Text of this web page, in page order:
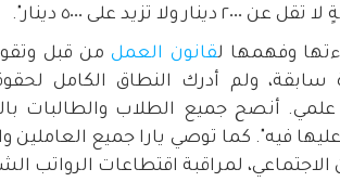
على ٥٠٠٠ دينار".
وفهمها لقانون العملمن قبل
سابقة، ولم أدرك النطاق الكامل
أنصح جميع الطلاب والطالبات
فيه". كما توصي يارا جميع
لمراقبة اقتطاعات الرواتب